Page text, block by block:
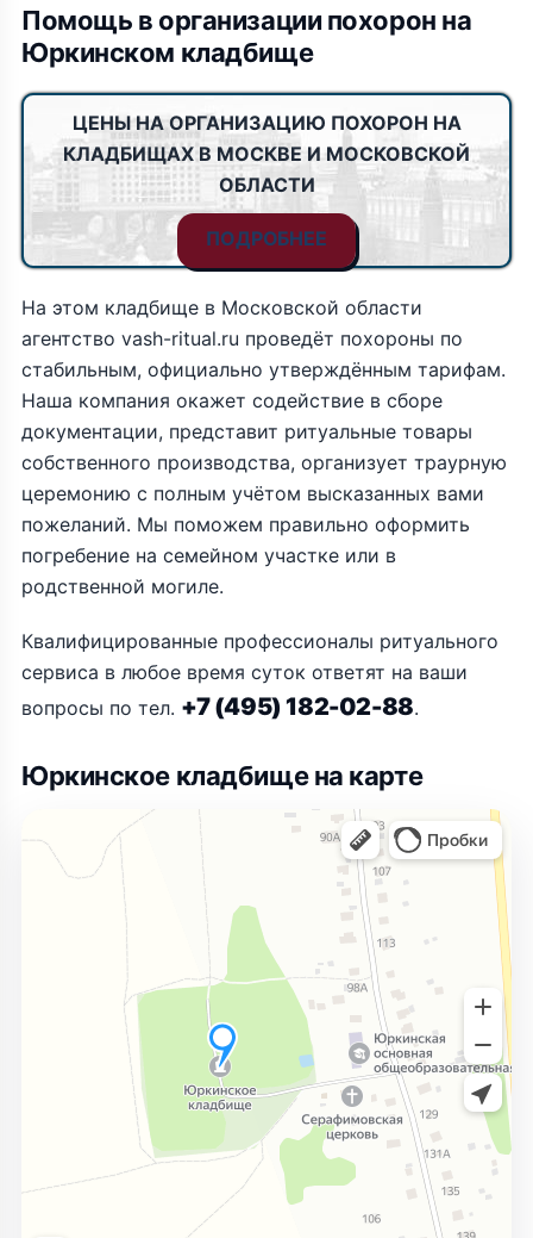
Помощь в организации похорон на
Юркинском кладбище
ЦЕНЫ НА ОРГАНИЗАЦИЮ ПОХОРОН НА
КЛАДБИЩАХ В МОСКВЕ И МОСКОВСКОЙ
ОБЛАСТИ
ПОДРОБНЕЕ
На этом кладбище в Московской области
агентство vash-ritual.ru проведёт похороны по
стабильным, официально утверждённым тарифам.
Наша компания окажет содействие в сборе
документации, представит ритуальные товары
собственного производства, организует траурную
церемонию с полным учётом высказанных вами
пожеланий. Мы поможем правильно оформить
погребение на семейном участке или в
родственной могиле.
Квалифицированные профессионалы ритуального
сервиса в любое время суток ответят на ваши
вопросы по тел. +7 (495) 182-02-88.
Юркинское кладбище на карте